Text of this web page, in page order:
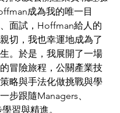
成為我的唯一目
面試，Hoffman給人的
切，我也幸運地成為了
。於是，我展開了一場
冒險旅程，公關產業技
略與手法化做挑戰與學
步跟隨Managers、
習與精進。